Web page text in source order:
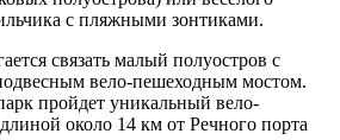
с пляжными зонтиками.
связать малый полуостров с
вело-пешеходным мостом.
пройдет уникальный вело-
около 14 км от Речного порта